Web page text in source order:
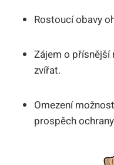
Rostoucí obavy
Zájem o přísnější
zvířat.
Omezení
prospěch